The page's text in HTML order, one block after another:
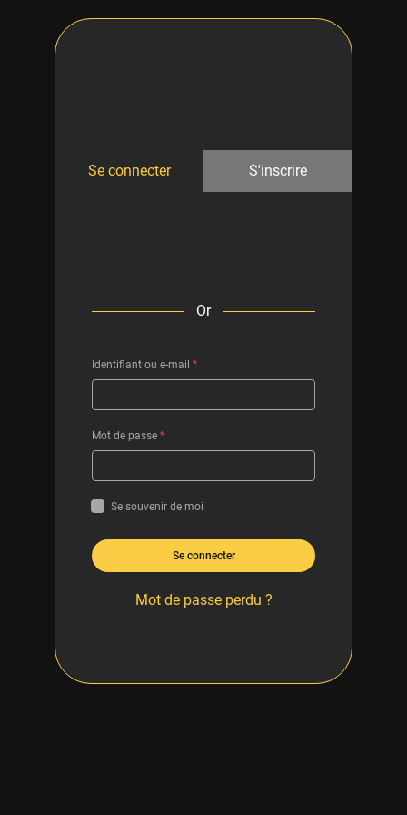
Se connecter S'inscrire
Or
Identifiant ou e-mail *
Mot de passe *
Se souvenir de moi
Se connecter
Mot de passe perdu ?